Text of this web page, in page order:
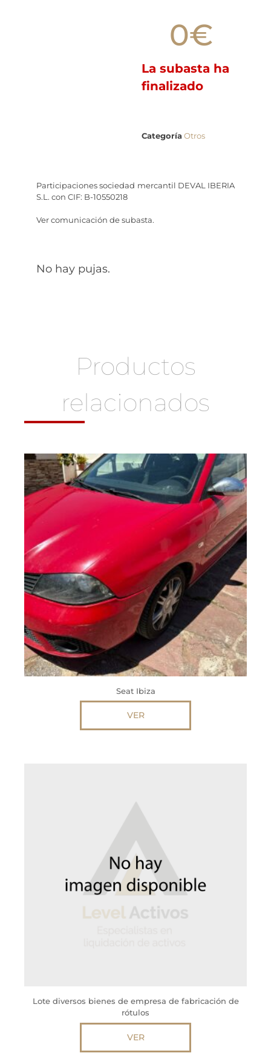
0€
La subasta ha
finalizado
CategoríaOtros
Participaciones sociedad mercantil DEVAL IBERIA
S.L. con CIF: B-10550218
Ver comunicación de subasta.
No hay pujas.
Productos
relacionados
Seat Ibiza
VER
Lote diversos bienes de empresa de fabricación de
rótulos
VER